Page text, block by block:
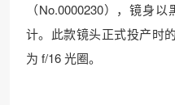
（No.0000230），镜身
计。此款镜头正式投产时
为 f/16 光圈。